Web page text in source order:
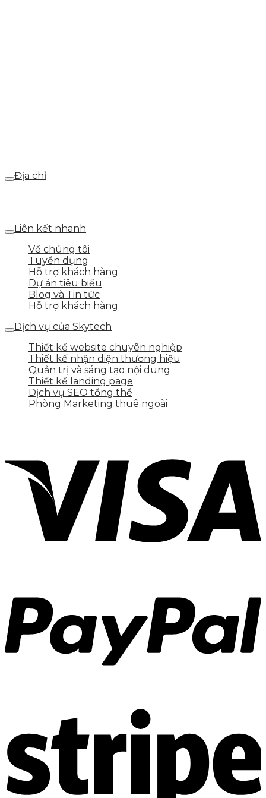
Địa chỉ
Liên kết nhanh
Về chúng tôi
Tuyển dụng
Hỗ trợ khách hàng
Dự án tiêu biểu
Blog và Tin tức
Hỗ trợ khách hàng
Dịch vụ của Skytech
Thiết kế website chuyên nghiệp
Thiết kế nhận diện thương hiệu
Quản trị và sáng tạo nội dung
Thiết kế landing page
Dịch vụ SEO tổng thể
Phòng Marketing thuê ngoài